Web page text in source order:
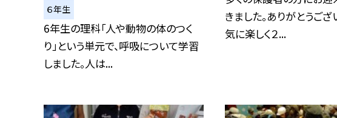
６年生
6年生の理科「人や動物の体のつく
り」という単元で、呼吸について学習
しました。人は...
きました。ありがとうござ
気に楽しく２...